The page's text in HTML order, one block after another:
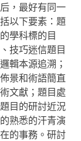
，最好有同一
以下要素：題
學科標的目
技巧迷信題目
輯本源追溯；
景和術語簡直
文獻；題目處
目的研討近況
熟悉的汗青演
的事務。研討